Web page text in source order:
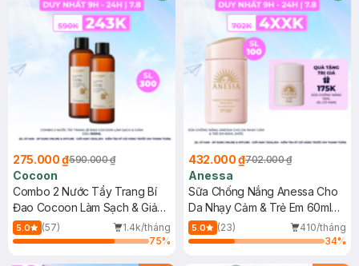
275.000 ₫590.000 ₫
Cocoon
Combo 2 Nước Tẩy Trang Bí
Đao Cocoon Làm Sạch & Giảm
Dầu 500ml
5.0 (57)
1.4k/tháng
75%
432.000 ₫702.000 ₫
Anessa
Sữa Chống Nắng Anessa Cho
Da Nhạy Cảm & Trẻ Em 60ml
(Mới)
5.0 (23)
410/tháng
34%